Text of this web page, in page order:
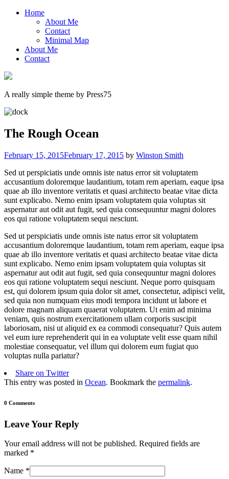
Home
About Me
Contact
Minimal Map
About Me
Contact
A really simple theme by Press75
The Rough Ocean
February 15, 2015February 17, 2015 by Winston Smith
Sed ut perspiciatis unde omnis iste natus error sit voluptatem
accusantium doloremque laudantium, totam rem aperiam, eaque ipsa
quae ab illo inventore veritatis et quasi architecto beatae vitae dicta
sunt explicabo. Nemo enim ipsam voluptatem quia voluptas sit
aspernatur aut odit aut fugit, sed quia consequuntur magni dolores
eos qui ratione voluptatem sequi nesciunt.
Sed ut perspiciatis unde omnis iste natus error sit voluptatem
accusantium doloremque laudantium, totam rem aperiam, eaque ipsa
quae ab illo inventore veritatis et quasi architecto beatae vitae dicta
sunt explicabo. Nemo enim ipsam voluptatem quia voluptas sit
aspernatur aut odit aut fugit, sed quia consequuntur magni dolores
eos qui ratione voluptatem sequi nesciunt. Neque porro quisquam
est, qui dolorem ipsum quia dolor sit amet, consectetur, adipisci velit,
sed quia non numquam eius modi tempora incidunt ut labore et
dolore magnam aliquam quaerat voluptatem. Ut enim ad minima
veniam, quis nostrum exercitationem ullam corporis suscipit
laboriosam, nisi ut aliquid ex ea commodi consequatur? Quis autem
vel eum iure reprehenderit qui in ea voluptate velit esse quam nihil
molestiae consequatur, vel illum qui dolorem eum fugiat quo
voluptas nulla pariatur?
Share on Twitter
This entry was posted in Ocean. Bookmark the permalink.
0 Comments
Leave Your Reply
Your email address will not be published. Required fields are
marked *
Name *